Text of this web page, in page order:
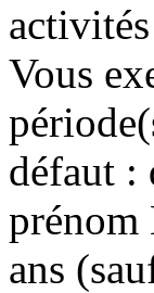
Vous
défaut :
prénom
ans